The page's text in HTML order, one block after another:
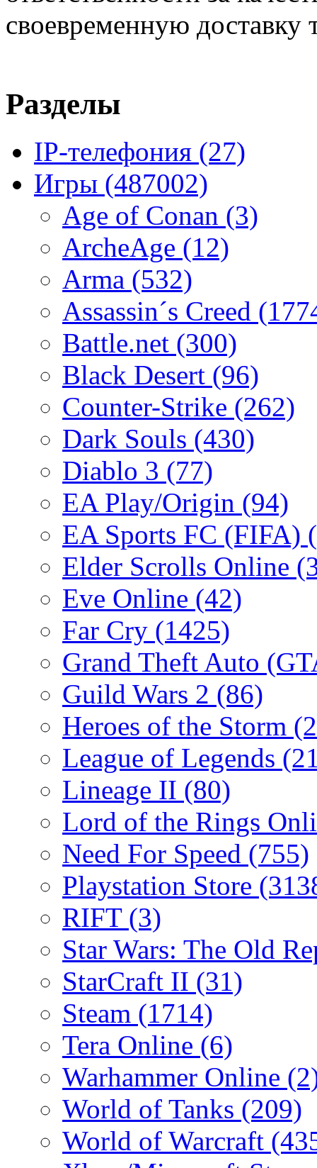
своевременную доставку
Разделы
IP-телефония (27)
Игры (487002)
Age of Conan (3)
ArcheAge (12)
Arma (532)
Assassin´s Creed
Battle.net (300)
Black Desert (96)
Counter-Strike (262)
Dark Souls (430)
Diablo 3 (77)
EA Play/Origin (94)
EA Sports FC (FIFA)
Elder Scrolls Online
Eve Online (42)
Far Cry (1425)
Grand Theft Auto
Guild Wars 2 (86)
Heroes of the Storm
League of Legends
Lineage II (80)
Lord of the Rings
Need For Speed (755)
Playstation Store
RIFT (3)
Star Wars: The Old
StarCraft II (31)
Steam (1714)
Tera Online (6)
Warhammer Online
World of Tanks (209)
World of Warcraft